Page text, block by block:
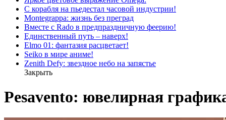
С корабля на пьедестал часовой индустрии!
Montegrappa: жизнь без преград
Вместе с Rado в предпраздничную феерию!
Единственный путь – наверх!
Elmo 01: фантазия расцветает!
Seiko в мире аниме!
Zenith Defy: звездное небо на запястье
Закрыть
Pesavento: ювелирная